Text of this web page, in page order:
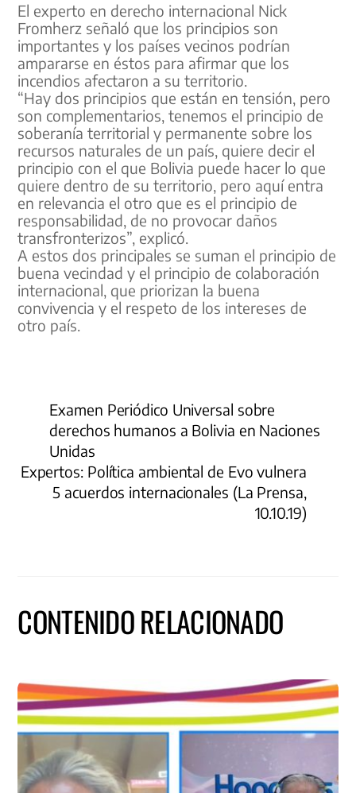
El experto en derecho internacional Nick
Fromherz señaló que los principios son
importantes y los países vecinos podrían
ampararse en éstos para afirmar que los
incendios afectaron a su territorio.
“Hay dos principios que están en tensión, pero
son complementarios, tenemos el principio de
soberanía territorial y permanente sobre los
recursos naturales de un país, quiere decir el
principio con el que Bolivia puede hacer lo que
quiere dentro de su territorio, pero aquí entra
en relevancia el otro que es el principio de
responsabilidad, de no provocar daños
transfronterizos”, explicó.
A estos dos principales se suman el principio de
buena vecindad y el principio de colaboración
internacional, que priorizan la buena
convivencia y el respeto de los intereses de
otro país.
Examen Periódico Universal sobre
derechos humanos a Bolivia en Naciones
Unidas
Expertos: Política ambiental de Evo vulnera
5 acuerdos internacionales (La Prensa,
10.10.19)
CONTENIDO RELACIONADO